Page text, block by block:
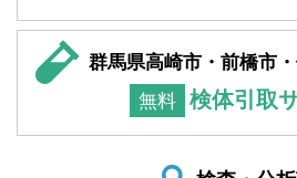
群馬県高崎市・前橋市
無料 検体引取